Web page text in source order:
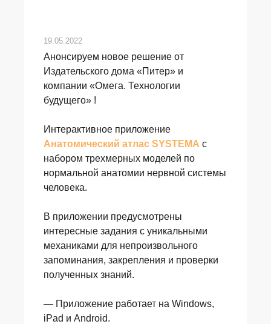
19.05.2022
Анонсируем новое решение от
Издательского дома «Питер» и
компании «Омега. Технологии
будущего» !
Интерактивное приложение
Анатомический атлас SYSTEMA с
набором трехмерных моделей по
нормальной анатомии нервной системы
человека.
В приложении предусмотрены
интересные задания с уникальными
механиками для непроизвольного
запоминания, закрепления и проверки
полученных знаний.
— Приложение работает на Windows,
iPad и Android.